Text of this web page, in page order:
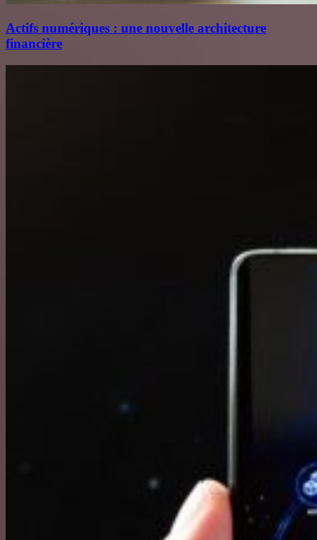
Actifs numériques : une nouvelle architecture
financière